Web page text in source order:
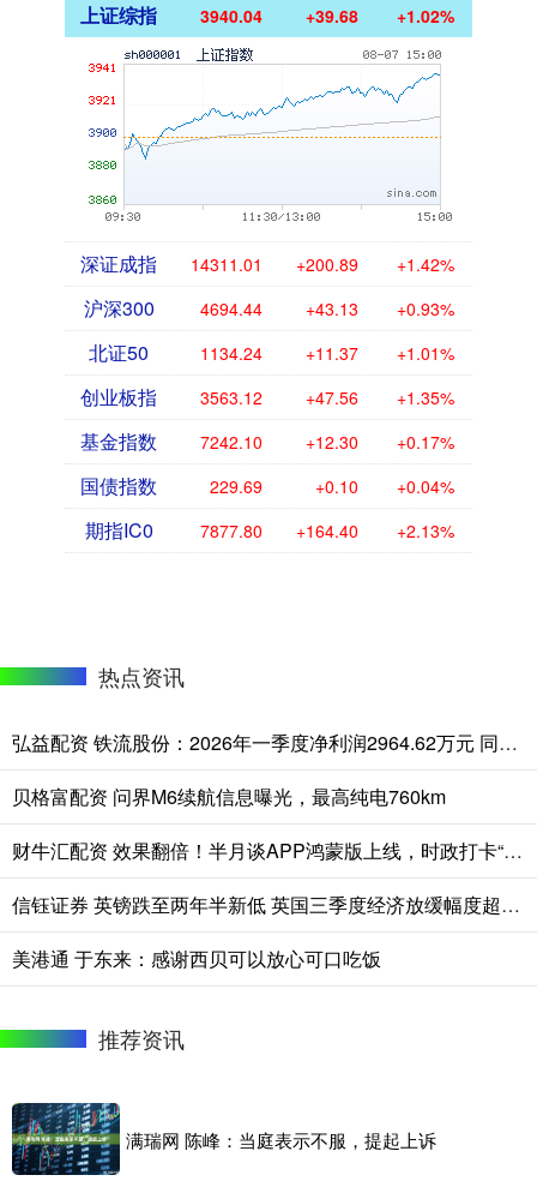
上证综指 3940.04 +39.68 +1.02%
深证成指 14311.01 +200.89 +1.42%
沪深300 4694.44 +43.13 +0.93%
北证50 1134.24 +11.37 +1.01%
创业板指 3563.12 +47.56 +1.35%
基金指数 7242.10 +12.30 +0.17%
国债指数 229.69 +0.10 +0.04%
期指IC0 7877.80 +164.40 +2.13%
热点资讯
弘益配资 铁流股份：2026年一季度净利润2964.62万元 同比增长11.56%
贝格富配资 问界M6续航信息曝光，最高纯电760km
财牛汇配资 效果翻倍！半月谈APP鸿蒙版上线，时政打卡“一碰即享”！
信钰证券 英镑跌至两年半新低 英国三季度经济放缓幅度超预期施压汇市
美港通 于东来：感谢西贝可以放心可口吃饭
推荐资讯
满瑞网 陈峰：当庭表示不服，提起上诉